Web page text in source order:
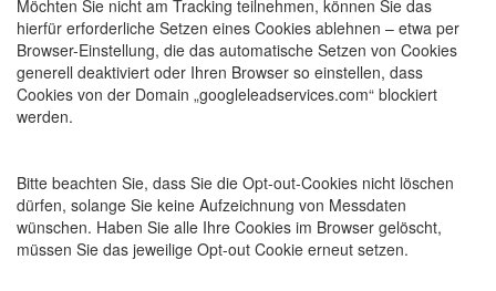
Möchten Sie nicht am Tracking teilnehmen, können Sie das
hierfür erforderliche Setzen eines Cookies ablehnen – etwa per
Browser-Einstellung, die das automatische Setzen von Cookies
generell deaktiviert oder Ihren Browser so einstellen, dass
Cookies von der Domain „googleleadservices.com“ blockiert
werden.
Bitte beachten Sie, dass Sie die Opt-out-Cookies nicht löschen
dürfen, solange Sie keine Aufzeichnung von Messdaten
wünschen. Haben Sie alle Ihre Cookies im Browser gelöscht,
müssen Sie das jeweilige Opt-out Cookie erneut setzen.